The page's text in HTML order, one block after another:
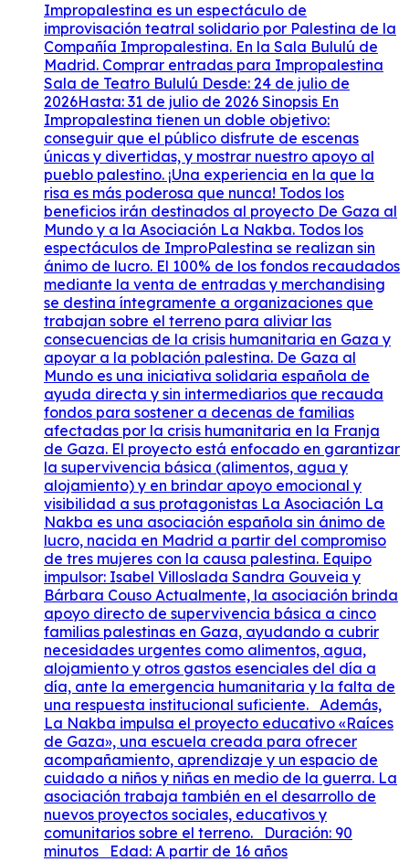
Impropalestina es un espectáculo de
improvisación teatral solidario por Palestina de la
Compañía Impropalestina. En la Sala Bululú de
Madrid. Comprar entradas para Impropalestina
Sala de Teatro Bululú Desde: 24 de julio de
2026Hasta: 31 de julio de 2026 Sinopsis En
Impropalestina tienen un doble objetivo:
conseguir que el público disfrute de escenas
únicas y divertidas, y mostrar nuestro apoyo al
pueblo palestino. ¡Una experiencia en la que la
risa es más poderosa que nunca! Todos los
beneficios irán destinados al proyecto De Gaza al
Mundo y a la Asociación La Nakba. Todos los
espectáculos de ImproPalestina se realizan sin
ánimo de lucro. El 100% de los fondos recaudados
mediante la venta de entradas y merchandising
se destina íntegramente a organizaciones que
trabajan sobre el terreno para aliviar las
consecuencias de la crisis humanitaria en Gaza y
apoyar a la población palestina. De Gaza al
Mundo es una iniciativa solidaria española de
ayuda directa y sin intermediarios que recauda
fondos para sostener a decenas de familias
afectadas por la crisis humanitaria en la Franja
de Gaza. El proyecto está enfocado en garantizar
la supervivencia básica (alimentos, agua y
alojamiento) y en brindar apoyo emocional y
visibilidad a sus protagonistas La Asociación La
Nakba es una asociación española sin ánimo de
lucro, nacida en Madrid a partir del compromiso
de tres mujeres con la causa palestina. Equipo
impulsor: Isabel Villoslada Sandra Gouveia y
Bárbara Couso Actualmente, la asociación brinda
apoyo directo de supervivencia básica a cinco
familias palestinas en Gaza, ayudando a cubrir
necesidades urgentes como alimentos, agua,
alojamiento y otros gastos esenciales del día a
día, ante la emergencia humanitaria y la falta de
una respuesta institucional suficiente. Además,
La Nakba impulsa el proyecto educativo «Raíces
de Gaza», una escuela creada para ofrecer
acompañamiento, aprendizaje y un espacio de
cuidado a niños y niñas en medio de la guerra. La
asociación trabaja también en el desarrollo de
nuevos proyectos sociales, educativos y
comunitarios sobre el terreno. Duración: 90
minutos Edad: A partir de 16 años